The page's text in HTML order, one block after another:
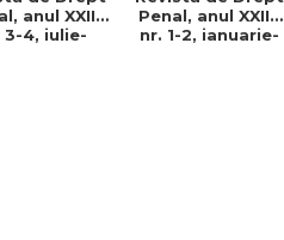
anul XXII,
3-4, iulie-
Penal, anul XXIII,
nr. 1-2, ianuarie-